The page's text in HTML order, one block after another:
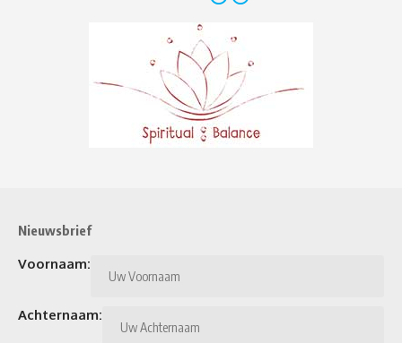
Nieuwsbrief
Voornaam:
Achternaam: